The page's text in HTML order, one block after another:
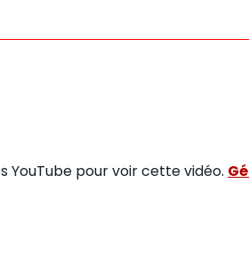
YouTube pour voir cette vidéo.